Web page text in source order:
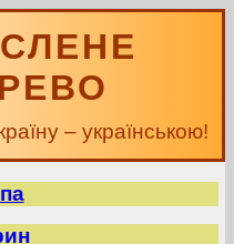
– українською!